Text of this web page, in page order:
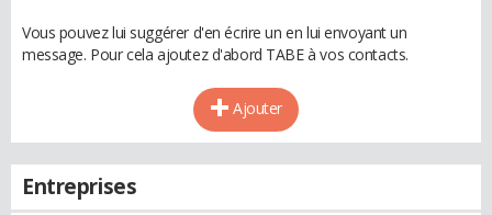
Vous pouvez lui suggérer d'en écrire un en lui envoyant un
message. Pour cela ajoutez d'abord TABE à vos contacts.
Ajouter
Entreprises